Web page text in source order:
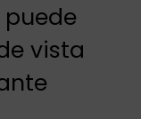
puede
vista